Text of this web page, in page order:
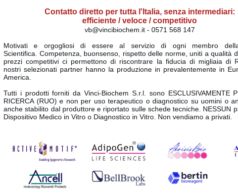
Contatto diretto per tutta l'Italia, senza intermediari:
efficiente /veloce /competitivo
vb@vincibiochem.it - 0571 568 147
Motivati e orgogliosi di essere al servizio di ogni membro
Scientifica. Competenza, buonsenso,
rispetto delle norme, uniti a qualità
prezzi competitivi ci permettono di riscontrare la fiducia di migliaia di
nostri selezionati partner hanno la produzione in prevalentemente in
America.
Tutti i prodotti forniti da Vinci-Biochem S.r.l. sono ESCLUSIVAMENTE
RICERCA (RUO)e non per uso terapeutico o diagnostico su uomini o
anche stabilito dal produttore e riportato sulle schede tecniche. NESSUN
Dispositivo Medico in Vitro o Diagnostico in Vitro. Non vendiamo a privati.